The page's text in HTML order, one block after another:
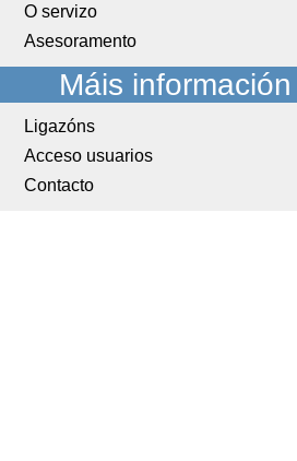
O servizo
Asesoramento
Máis información
Ligazóns
Acceso usuarios
Contacto